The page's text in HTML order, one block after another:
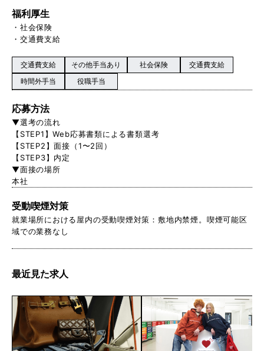
福利厚生
・社会保険
・交通費支給
交通費支給 その他手当あり 社会保険
交通費支給
時間外手当
役職手当
応募方法
▼選考の流れ
【STEP1】Web応募書類による書類選考
【STEP2】面接（1〜2回）
【STEP3】内定
▼面接の場所
本社
受動喫煙対策
就業場所における屋内の受動喫煙対策：敷地内禁煙。喫煙可能区
域での業務なし
最近見た求人